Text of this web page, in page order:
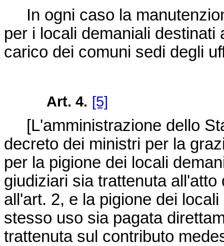
In ogni caso la
per i locali demaniali
carico dei comuni sedi degli
Art. 4. [5]
[L'amministrazione dello
decreto dei ministri per la
per la pigione dei locali
giudiziari sia trattenuta
all'art. 2, e la pigione dei
stesso uso sia pagata
trattenuta sul contributo